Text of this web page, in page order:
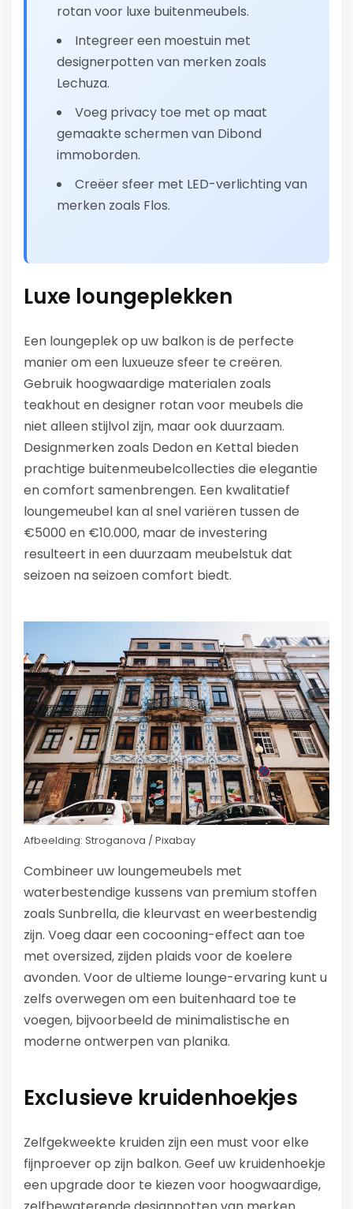
rotan voor luxe buitenmeubels.
Integreer een moestuin met
designerpotten van merken zoals
Lechuza.
Voeg privacy toe met op maat
gemaakte schermen van Dibond
immoborden.
Creëer sfeer met LED-verlichting van
merken zoals Flos.
Luxe loungeplekken
Een loungeplek op uw balkon is de perfecte
manier om een luxueuze sfeer te creëren.
Gebruik hoogwaardige materialen zoals
teakhout en designer rotan voor meubels die
niet alleen stijlvol zijn, maar ook duurzaam.
Designmerken zoals Dedon en Kettal bieden
prachtige buitenmeubelcollecties die elegantie
en comfort samenbrengen. Een kwalitatief
loungemeubel kan al snel variëren tussen de
€5000 en €10.000, maar de investering
resulteert in een duurzaam meubelstuk dat
seizoen na seizoen comfort biedt.
Afbeelding: Stroganova / Pixabay
Combineer uw loungemeubels met
waterbestendige kussens van premium stoffen
zoals Sunbrella, die kleurvast en weerbestendig
zijn. Voeg daar een cocooning-effect aan toe
met oversized, zijden plaids voor de koelere
avonden. Voor de ultieme lounge-ervaring kunt u
zelfs overwegen om een buitenhaard toe te
voegen, bijvoorbeeld de minimalistische en
moderne ontwerpen van planika.
Exclusieve kruidenhoekjes
Zelfgekweekte kruiden zijn een must voor elke
fijnproever op zijn balkon. Geef uw kruidenhoekje
een upgrade door te kiezen voor hoogwaardige,